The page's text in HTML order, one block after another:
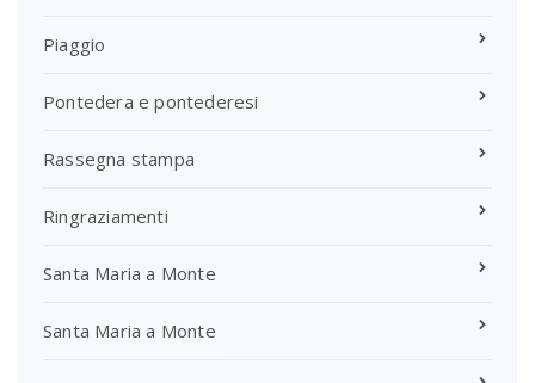
Piaggio
Pontedera e pontederesi
Rassegna stampa
Ringraziamenti
Santa Maria a Monte
Santa Maria a Monte